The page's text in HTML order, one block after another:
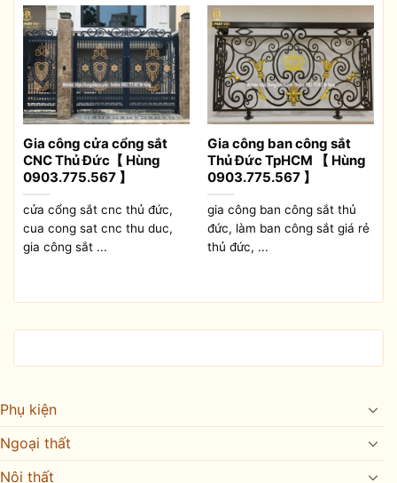
Gia công cửa cổng sắt
CNC Thủ Đức【 Hùng
0903.775.567 】
cửa cổng sắt cnc thủ đức,
cua cong sat cnc thu duc,
gia công sắt ...
Gia công ban công sắt
Thủ Đức TpHCM 【 Hùng
0903.775.567 】
gia công ban công sắt thủ
đức, làm ban công sắt giá rẻ
thủ đức, ...
Phụ kiện
Ngoại thất
Nội thất